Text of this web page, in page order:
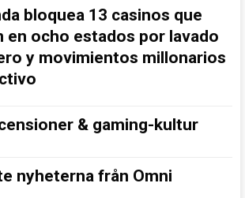
bloquea 13 casinos que
en ocho estados por lavado
y movimientos millonarios
& gaming-kultur
nyheterna från Omni